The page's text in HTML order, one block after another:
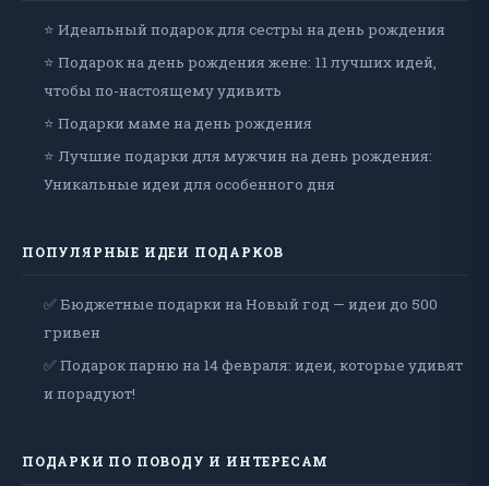
⭐ Идеальный подарок для сестры на день рождения
⭐ Подарок на день рождения жене: 11 лучших идей,
чтобы по-настоящему удивить
⭐ Подарки маме на день рождения
⭐ Лучшие подарки для мужчин на день рождения:
Уникальные идеи для особенного дня
ПОПУЛЯРНЫЕ ИДЕИ ПОДАРКОВ
✅ Бюджетные подарки на Новый год — идеи до 500
гривен
✅ Подарок парню на 14 февраля: идеи, которые удивят
и порадуют!
ПОДАРКИ ПО ПОВОДУ И ИНТЕРЕСАМ